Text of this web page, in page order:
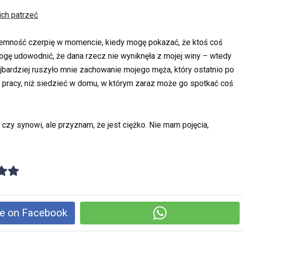
patrzeć
czerpię w momencie, kiedy mogę pokazać, że ktoś coś
udowodnić, że dana rzecz nie wyniknęła z mojej winy – wtedy
ruszyło mnie zachowanie mojego męża, który ostatnio po
niż siedzieć w domu, w którym zaraz może go spotkać coś
synowi, ale przyznam, że jest ciężko. Nie mam pojęcia,
on Facebook